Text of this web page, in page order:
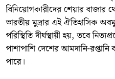
বিনিয়োগকারীদের শেয়ার
ভারতীয় মুদ্রার এই ঐতিহাসিক
পরিস্থিতি দীর্ঘস্থায়ী হয়, তবে
পাশাপাশি দেশের আমদানি-
পারে।